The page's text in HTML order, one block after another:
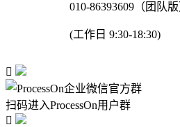
010-86393609（团队版
(工作日 9:30-18:30)

扫码进入ProcessOn用户群
